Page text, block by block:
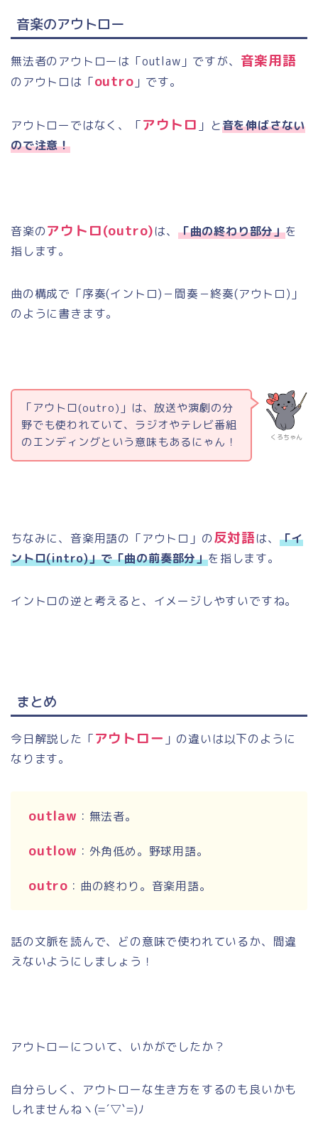
音楽のアウトロー
無法者のアウトローは「outlaw 」ですが、 音楽用語
のアウトロは「outro 」です。
アウトローではなく、「アウトロ 」と音を伸ばさない
ので注意！
音楽のアウトロ(outro)は、 「曲の終わり部分」を
指します。
曲の構成で「序奏(イントロ) －間奏－終奏(アウトロ) 」
のように書きます。
くろちゃん
「アウトロ(outro) 」は、放送や演劇の分
野でも使われていて、ラジオやテレビ番組
のエンディングという意味もあるにゃん！
ちなみに、音楽用語の「アウトロ」の反対語は、 「イ
ントロ(intro)」で「曲の前奏部分」を指します。
イントロの逆と考えると、イメージしやすいですね。
まとめ
今日解説した「アウトロー 」の違いは以下のように
なります。
outlaw ：無法者。
outlow ：外角低め。野球用語。
outro ：曲の終わり。音楽用語。
話の文脈を読んで、どの意味で使われているか、間違
えないようにしましょう！
アウトローについて、いかがでしたか？
自分らしく、アウトローな生き方をするのも良いかも
しれませんねヽ (=´▽`=)ﾉ